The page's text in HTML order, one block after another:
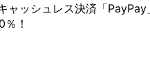
ャッシュレス決済「PayPay
！